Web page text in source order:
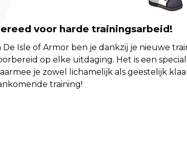
voor harde trainingsarbeid!
De Isle of Armor ben je dankzij je nieuwe
op elke uitdaging. Het is een
je zowel lichamelijk als geestelijk
training!